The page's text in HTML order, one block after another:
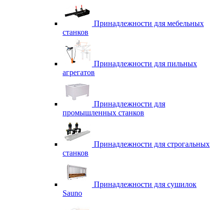
Принадлежности для мебельных
станков
Принадлежности для пильных
агрегатов
Принадлежности для
промышленных станков
Принадлежности для строгальных
станков
Принадлежности для сушилок
Sauno